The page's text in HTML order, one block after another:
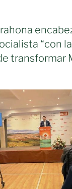
“con
transformar